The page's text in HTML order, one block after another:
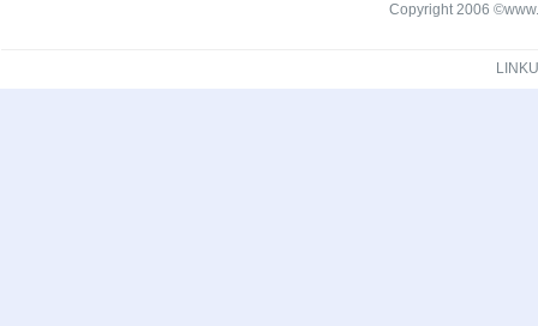
Copyright 2006